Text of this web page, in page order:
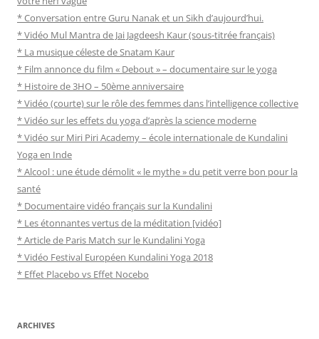
* Conversation entre Guru Nanak et un Sikh d’aujourd’hui.
* Vidéo Mul Mantra de Jai Jagdeesh Kaur (sous-titrée français)
* La musique céleste de Snatam Kaur
* Film annonce du film « Debout » – documentaire sur le yoga
* Histoire de 3HO – 50ème anniversaire
* Vidéo (courte) sur le rôle des femmes dans l’intelligence collective
* Vidéo sur les effets du yoga d’après la science moderne
* Vidéo sur Miri Piri Academy – école internationale de Kundalini
Yoga en Inde
* Alcool : une étude démolit « le mythe » du petit verre bon pour la
santé
* Documentaire vidéo français sur la Kundalini
* Les étonnantes vertus de la méditation [vidéo]
* Article de Paris Match sur le Kundalini Yoga
* Vidéo Festival Européen Kundalini Yoga 2018
* Effet Placebo vs Effet Nocebo
ARCHIVES